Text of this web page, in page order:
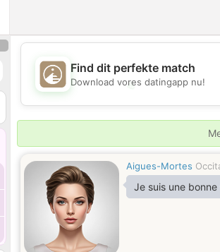
💖
Find dit perfekte match
Download vores datingapp nu!
Aigues-Mortes
Je suis une